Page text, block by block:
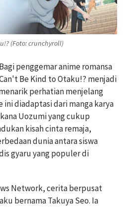
(Foto: crunchyroll)
penggemar anime romansa
Be Kind to Otaku!? menjadi
perhatian menjelang
ini diadaptasi dari manga karya
Uozumi yang cukup
kisah cinta remaja,
dunia antara siswa
gyaru yang populer di
Network, cerita berpusat
bernama Takuya Seo. Ia